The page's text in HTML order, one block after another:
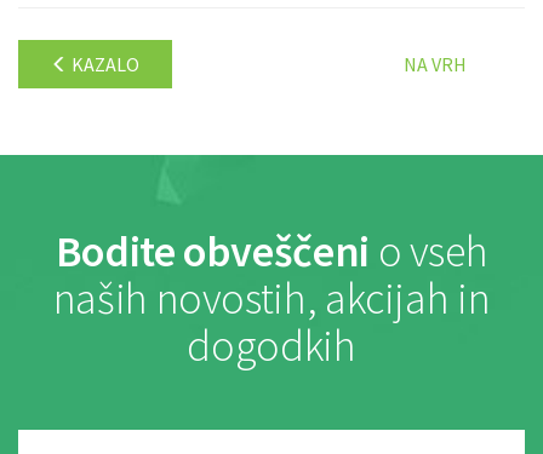
KAZALO NA VRH
Bodite obveščeni o vseh
naših novostih, akcijah in
dogodkih